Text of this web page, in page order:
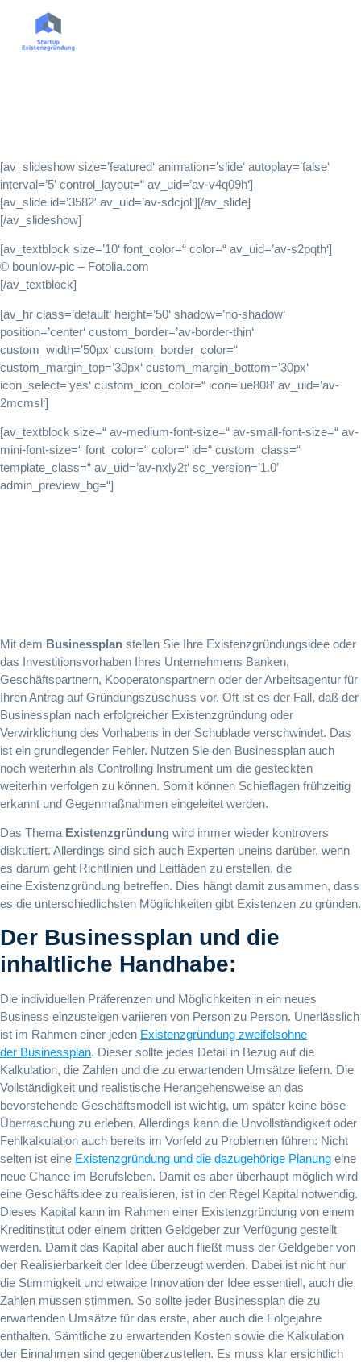
[av_slideshow size=’featured‘ animation=’slide‘ autoplay=’false‘
interval=’5′ control_layout=“ av_uid=’av-v4q09h‘]
[av_slide id=’3582′ av_uid=’av-sdcjol‘][/av_slide]
[/av_slideshow]
[av_textblock size=’10‘ font_color=“ color=“ av_uid=’av-s2pqth‘]
© bounlow-pic – Fotolia.com
[/av_textblock]
[av_hr class=’default‘ height=’50‘ shadow=’no-shadow‘
position=’center‘ custom_border=’av-border-thin‘
custom_width=’50px‘ custom_border_color=“
custom_margin_top=’30px‘ custom_margin_bottom=’30px‘
icon_select=’yes‘ custom_icon_color=“ icon=’ue808′ av_uid=’av-
2mcmsl‘]
[av_textblock size=“ av-medium-font-size=“ av-small-font-size=“ av-
mini-font-size=“ font_color=“ color=“ id=“ custom_class=“
template_class=“ av_uid=’av-nxly2t‘ sc_version=’1.0′
admin_preview_bg=“]
Mit dem Businessplan stellen Sie Ihre Existenzgründungsidee oder
das Investitionsvorhaben Ihres Unternehmens Banken,
Geschäftspartnern, Kooperatonspartnern oder der Arbeitsagentur für
Ihren Antrag auf Gründungszuschuss vor. Oft ist es der Fall, daß der
Businessplan nach erfolgreicher Existenzgründung oder
Verwirklichung des Vorhabens in der Schublade verschwindet. Das
ist ein grundlegender Fehler. Nutzen Sie den Businessplan auch
noch weiterhin als Controlling Instrument um die gesteckten
weiterhin verfolgen zu können. Somit können Schieflagen frühzeitig
erkannt und Gegenmaßnahmen eingeleitet werden.
Das Thema Existenzgründung wird immer wieder kontrovers
diskutiert. Allerdings sind sich auch Experten uneins darüber, wenn
es darum geht Richtlinien und Leitfäden zu erstellen, die
eine Existenzgründung betreffen. Dies hängt damit zusammen, dass
es die unterschiedlichsten Möglichkeiten gibt Existenzen zu gründen.
Der Businessplan und die
inhaltliche Handhabe:
Die individuellen Präferenzen und Möglichkeiten in ein neues
Business einzusteigen variieren von Person zu Person. Unerlässlich
ist im Rahmen einer jeden Existenzgründung zweifelsohne
der Businessplan. Dieser sollte jedes Detail in Bezug auf die
Kalkulation, die Zahlen und die zu erwartenden Umsätze liefern. Die
Vollständigkeit und realistische Herangehensweise an das
bevorstehende Geschäftsmodell ist wichtig, um später keine böse
Überraschung zu erleben. Allerdings kann die Unvollständigkeit oder
Fehlkalkulation auch bereits im Vorfeld zu Problemen führen: Nicht
selten ist eine Existenzgründung und die dazugehörige Planung eine
neue Chance im Berufsleben. Damit es aber überhaupt möglich wird
eine Geschäftsidee zu realisieren, ist in der Regel Kapital notwendig.
Dieses Kapital kann im Rahmen einer Existenzgründung von einem
Kreditinstitut oder einem dritten Geldgeber zur Verfügung gestellt
werden. Damit das Kapital aber auch fließt muss der Geldgeber von
der Realisierbarkeit der Idee überzeugt werden. Dabei ist nicht nur
die Stimmigkeit und etwaige Innovation der Idee essentiell, auch die
Zahlen müssen stimmen. So sollte jeder Businessplan die zu
erwartenden Umsätze für das erste, aber auch die Folgejahre
enthalten. Sämtliche zu erwartenden Kosten sowie die Kalkulation
der Einnahmen sind gegenüberzustellen. Es muss klar ersichtlich